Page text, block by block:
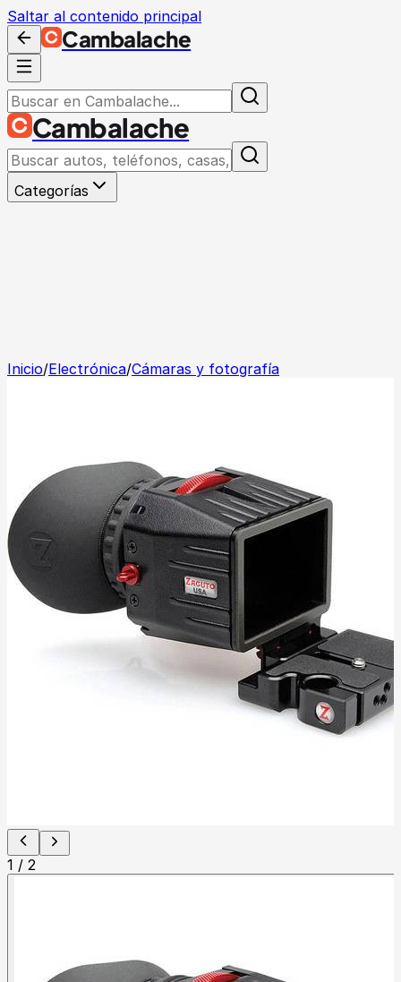
Saltar al contenido principal
Cambalache
Cambalache
Categorías
Inicio/Electrónica/Cámaras y fotografía
1 / 2